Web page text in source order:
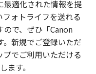
最適化された情報を提
ォトライフを送れる
ので、ぜひ「Canon
新規でご登録いただ
プでご利用いただける
ます。